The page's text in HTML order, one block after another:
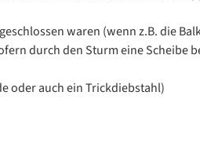
waren (wenn z.B. die
durch den Sturm eine Scheibe
oder auch ein Trickdiebstahl)